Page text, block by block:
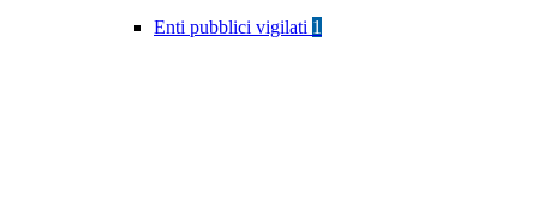
Enti pubblici vigilati 1